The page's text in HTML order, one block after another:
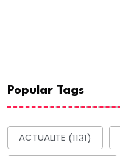
Popular Tags
ACTUALITE (1131)